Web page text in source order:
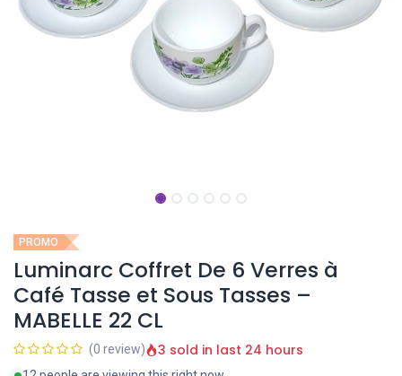
PROMO
Luminarc Coffret De 6 Verres à
Café Tasse et Sous Tasses –
MABELLE 22 CL
(0 review) 3 sold in last 24 hours